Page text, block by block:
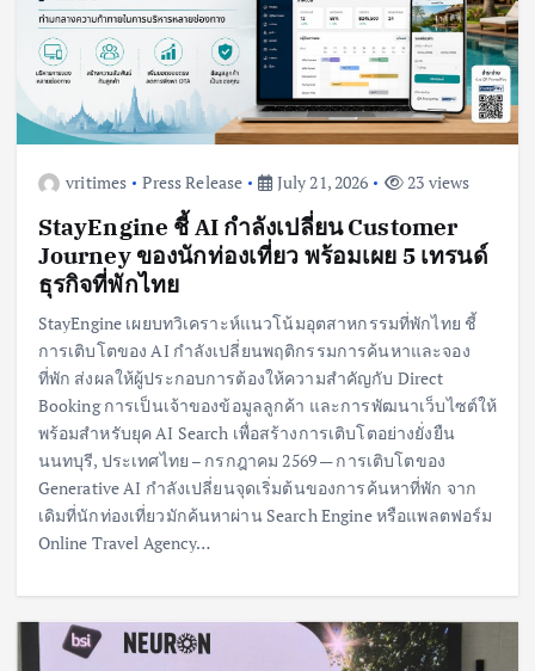
vritimes Press Release July 21, 2026 23 views
StayEngine ชี้ AI กำลังเปลี่ยน Customer
Journey ของนักท่องเที่ยว พร้อมเผย 5 เทรนด์
ธุรกิจที่พักไทย
StayEngine เผยบทวิเคราะห์แนวโน้มอุตสาหกรรมที่พักไทย ชี้
การเติบโตของ AI กำลังเปลี่ยนพฤติกรรมการค้นหาและจอง
ที่พัก ส่งผลให้ผู้ประกอบการต้องให้ความสำคัญกับ Direct
Booking การเป็นเจ้าของข้อมูลลูกค้า และการพัฒนาเว็บไซต์ให้
พร้อมสำหรับยุค AI Search เพื่อสร้างการเติบโตอย่างยั่งยืน
นนทบุรี, ประเทศไทย – กรกฎาคม 2569 — การเติบโตของ
Generative AI กำลังเปลี่ยนจุดเริ่มต้นของการค้นหาที่พัก จาก
เดิมที่นักท่องเที่ยวมักค้นหาผ่าน Search Engine หรือแพลตฟอร์ม
Online Travel Agency…